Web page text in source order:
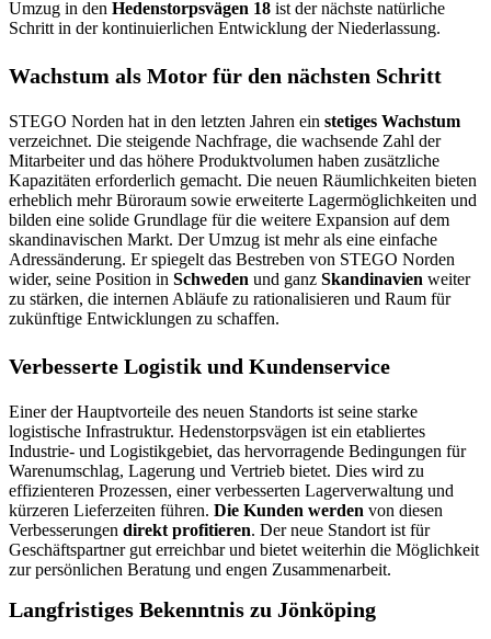
Umzug in den Hedenstorpsvägen 18 ist der nächste natürliche
Schritt in der kontinuierlichen Entwicklung der Niederlassung.
Wachstum als Motor für den nächsten Schritt
STEGO Norden hat in den letzten Jahren ein stetiges Wachstum
verzeichnet. Die steigende Nachfrage, die wachsende Zahl der
Mitarbeiter und das höhere Produktvolumen haben zusätzliche
Kapazitäten erforderlich gemacht. Die neuen Räumlichkeiten bieten
erheblich mehr Büroraum sowie erweiterte Lagermöglichkeiten und
bilden eine solide Grundlage für die weitere Expansion auf dem
skandinavischen Markt. Der Umzug ist mehr als eine einfache
Adressänderung. Er spiegelt das Bestreben von STEGO Norden
wider, seine Position in Schweden und ganz Skandinavien weiter
zu stärken, die internen Abläufe zu rationalisieren und Raum für
zukünftige Entwicklungen zu schaffen.
Verbesserte Logistik und Kundenservice
Einer der Hauptvorteile des neuen Standorts ist seine starke
logistische Infrastruktur. Hedenstorpsvägen ist ein etabliertes
Industrie- und Logistikgebiet, das hervorragende Bedingungen für
Warenumschlag, Lagerung und Vertrieb bietet. Dies wird zu
effizienteren Prozessen, einer verbesserten Lagerverwaltung und
kürzeren Lieferzeiten führen. Die Kunden werden von diesen
Verbesserungen direkt profitieren. Der neue Standort ist für
Geschäftspartner gut erreichbar und bietet weiterhin die Möglichkeit
zur persönlichen Beratung und engen Zusammenarbeit.
Langfristiges Bekenntnis zu Jönköping